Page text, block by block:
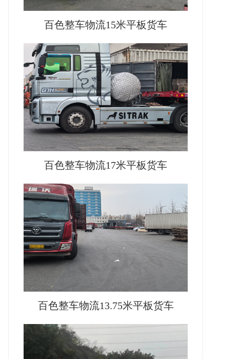
百色整车物流15米平板货车
百色整车物流17米平板货车
百色整车物流13.75米平板货车